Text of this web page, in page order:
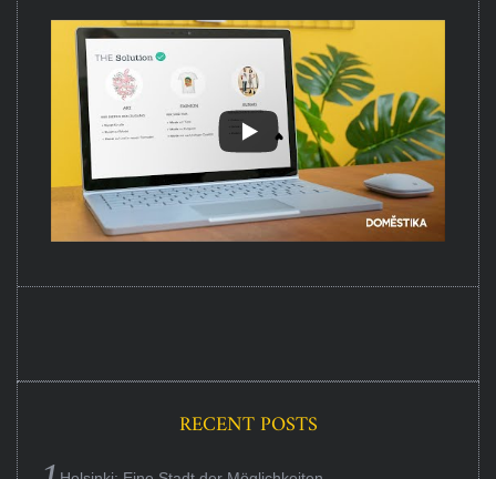
RECENT POSTS